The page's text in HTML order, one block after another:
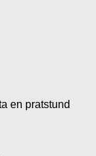
en pratstund